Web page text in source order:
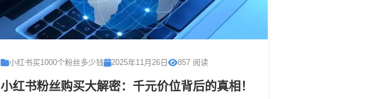
小红书买1000个粉丝多少钱 2025年11月26日 857 阅读
小红书粉丝购买大解密：千元价位背后的真相！